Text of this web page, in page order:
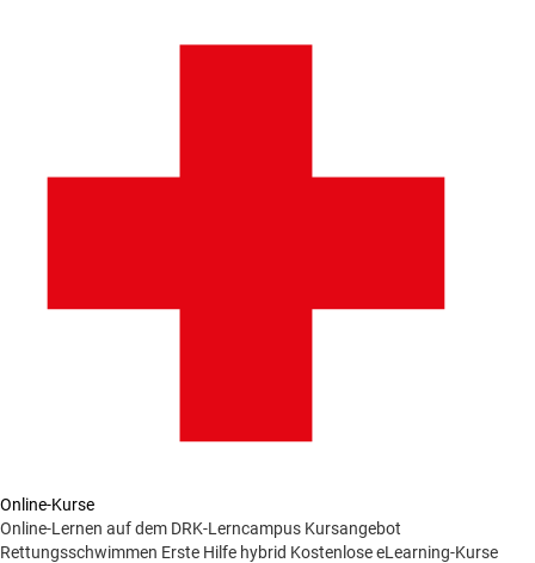
Online-Kurse
Online-Lernen auf dem DRK-Lerncampus Kursangebot
Rettungsschwimmen Erste Hilfe hybrid Kostenlose eLearning-Kurse